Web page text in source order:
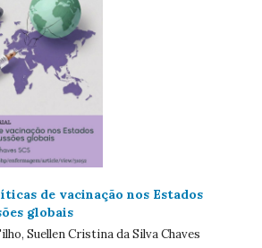
de vacinação nos Estados
globais
Suellen Cristina da Silva Chaves